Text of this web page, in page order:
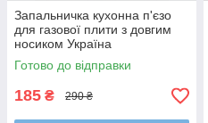
Запальничка кухонна п'єзо
для газової плити з довгим
носиком Україна
Готово до відправки
185 ₴ 290 ₴